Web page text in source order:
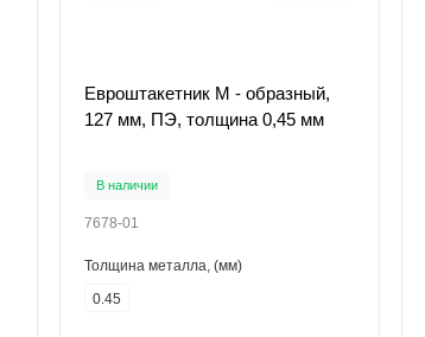
Евроштакетник М - образный,
127 мм, ПЭ, толщина 0,45 мм
В наличии
7678-01
Толщина металла, (мм)
0.45